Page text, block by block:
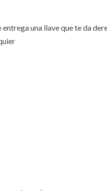
entrega una llave que te da